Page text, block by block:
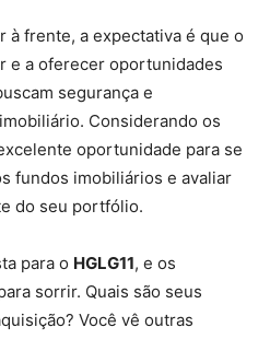
à frente, a expectativa é que o
e a oferecer oportunidades
segurança e
Considerando os
oportunidade para se
fundos imobiliários e avaliar
do seu portfólio.
para o HGLG11, e os
sorrir. Quais são seus
Você vê outras